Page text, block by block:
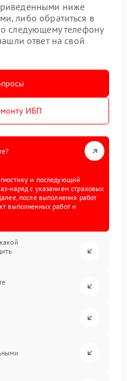
ниже
либо обратиться в
следующему телефону
ответ на свой
ИБП
и последующий
наряд с указанием страховых
после выполнения работ
выполненных работ и